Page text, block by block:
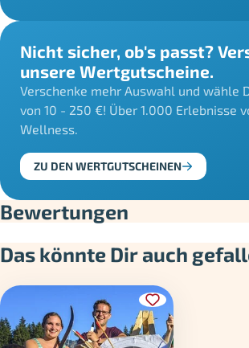
Nicht sicher, ob's passt?
unsere Wertgutscheine.
Verschenke mehr Auswahl und wähle
von 10 - 250 €! Über 1.000 Erlebnisse
Wellness.
ZU DEN WERTGUTSCHEINEN
Bewertungen
Das könnte Dir auch